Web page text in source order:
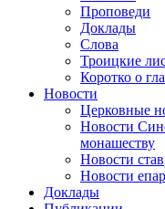
Проповеди
Доклады
Слова
Троицкие
Коротко о
Новости
Церковные
Новости
монашеству
Новости
Новости
Доклады